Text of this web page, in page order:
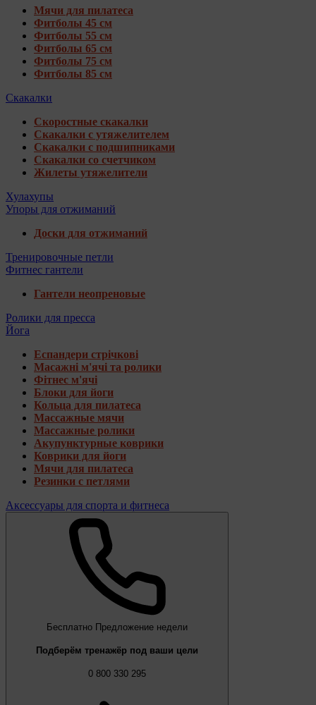
Мячи для пилатеса
Фитболы 45 см
Фитболы 55 см
Фитболы 65 см
Фитболы 75 см
Фитболы 85 см
Скакалки
Скоростные скакалки
Скакалки с утяжелителем
Скакалки с подшипниками
Скакалки со счетчиком
Жилеты утяжелители
Хулахупы
Упоры для отжиманий
Доски для отжиманий
Тренировочные петли
Фитнес гантели
Гантели неопреновые
Ролики для пресса
Йога
Еспандери стрічкові
Масажні м'ячі та ролики
Фітнес м'ячі
Блоки для йоги
Кольца для пилатеса
Массажные мячи
Массажные ролики
Акупунктурные коврики
Коврики для йоги
Мячи для пилатеса
Резинки с петлями
Аксессуары для спорта и фитнеса
Бесплатно Предложение недели
Подберём тренажёр под ваши цели
0 800 330 295